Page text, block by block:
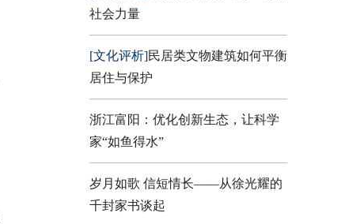
社会力量
[文化评析]民居类文物建筑如何平衡
居住与保护
浙江富阳：优化创新生态，让科学
家“如鱼得水”
岁月如歌 信短情长——从徐光耀的
千封家书谈起